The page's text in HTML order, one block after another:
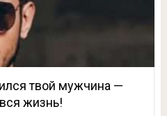
твой мужчина —
жизнь!